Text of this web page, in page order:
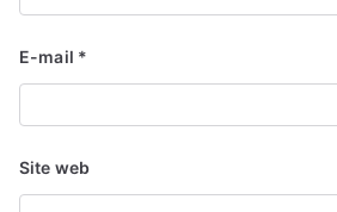
E-mail *
Site web